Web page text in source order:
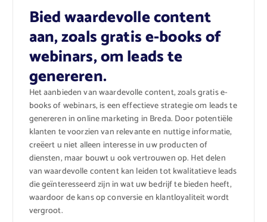
Bied waardevolle content
aan, zoals gratis e-books of
webinars, om leads te
genereren.
Het aanbieden van waardevolle content, zoals gratis e-
books of webinars, is een effectieve strategie om leads te
genereren in online marketing in Breda. Door potentiële
klanten te voorzien van relevante en nuttige informatie,
creëert u niet alleen interesse in uw producten of
diensten, maar bouwt u ook vertrouwen op. Het delen
van waardevolle content kan leiden tot kwalitatieve leads
die geïnteresseerd zijn in wat uw bedrijf te bieden heeft,
waardoor de kans op conversie en klantloyaliteit wordt
vergroot.